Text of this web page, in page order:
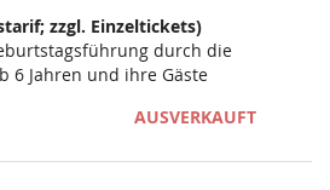
zzgl. Einzeltickets)
durch die
6 Jahren und ihre Gäste
AUSVERKAUFT